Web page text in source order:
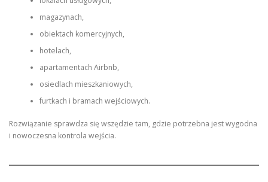
magazynach,
obiektach komercyjnych,
hotelach,
apartamentach Airbnb,
osiedlach mieszkaniowych,
furtkach i bramach wejściowych.
Rozwiązanie sprawdza się wszędzie tam, gdzie potrzebna jest wygodna
i nowoczesna kontrola wejścia.